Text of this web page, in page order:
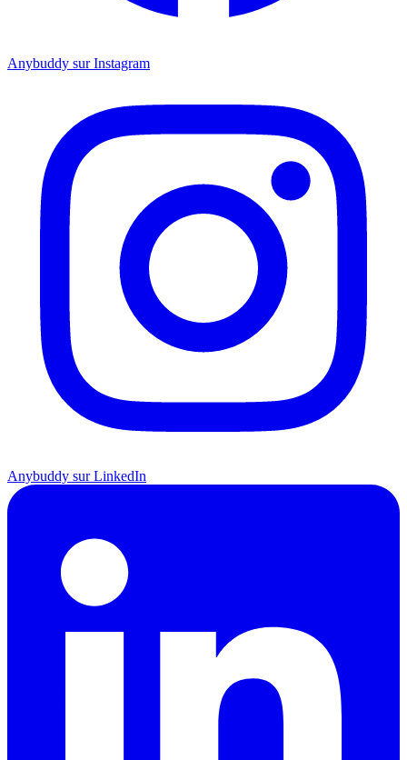
Anybuddy sur Instagram
Anybuddy sur LinkedIn